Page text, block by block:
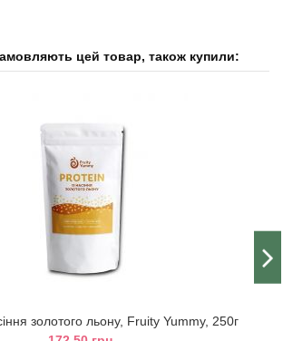
замовляють цей товар, також купили:
золотого льону, Fruity Yummy, 250г